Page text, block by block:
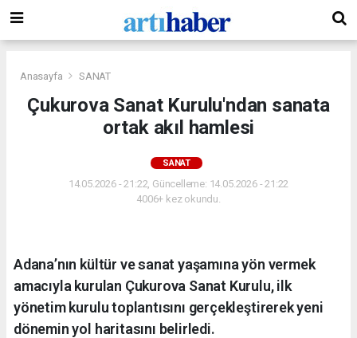
Anasayfa SANAT
Çukurova Sanat Kurulu'ndan sanata
ortak akıl hamlesi
SANAT
14.05.2026 - 21:22, Güncelleme: 14.05.2026 - 21:22
4006+ kez okundu.
Adana’nın kültür ve sanat yaşamına yön vermek
amacıyla kurulan Çukurova Sanat Kurulu, ilk
yönetim kurulu toplantısını gerçekleştirerek yeni
dönemin yol haritasını belirledi.